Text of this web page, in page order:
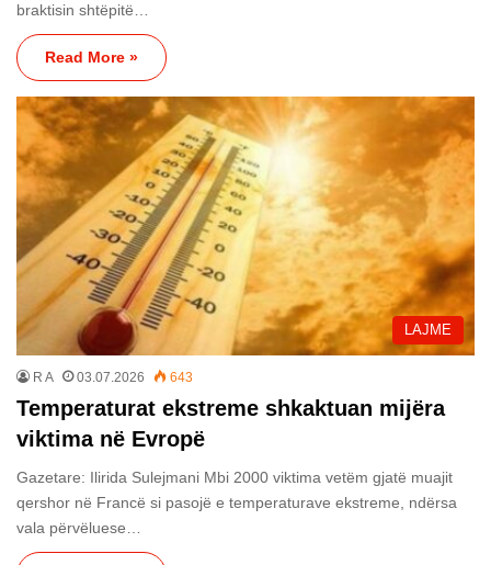
braktisin shtëpitë…
Read More »
LAJME
R A 03.07.2026 643
Temperaturat ekstreme shkaktuan mijëra
viktima në Evropë
Gazetare: Ilirida Sulejmani Mbi 2000 viktima vetëm gjatë muajit
qershor në Francë si pasojë e temperaturave ekstreme, ndërsa
vala përvëluese…